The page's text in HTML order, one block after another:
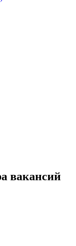
вакансий